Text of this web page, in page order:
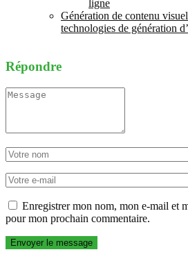
ligne
Génération de contenu
technologies de génération
Répondre
Enregistrer mon nom, mon e-mail et
pour mon prochain commentaire.